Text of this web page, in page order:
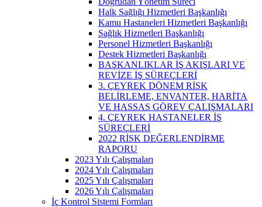
Halk Sağlığı Hizmetleri Başkanlığı
Kamu Hastaneleri Hizmetleri Başkanlığı
Sağlık Hizmetleri Başkanlığı
Personel Hizmetleri Başkanlığı
Destek Hizmetleri Başkanlığı
BAŞKANLIKLAR İŞ AKIŞLARI VE
REVİZE İŞ SÜREÇLERİ
3. ÇEYREK DÖNEM RİSK
BELİRLEME, ENVANTER, HARİTA
VE HASSAS GÖREV ÇALIŞMALARI
4. ÇEYREK HASTANELER İŞ
SÜREÇLERİ
2022 RİSK DEĞERLENDİRME
RAPORU
2023 Yılı Çalışmaları
2024 Yılı Çalışmaları
2025 Yılı Çalışmaları
2026 Yılı Çalışmaları
İç Kontrol Sistemi Formları